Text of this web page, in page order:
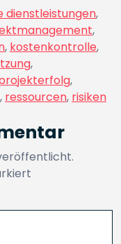
dienstleistungen,
,
, kostenkontrolle,
,
,
, ressourcen, risiken